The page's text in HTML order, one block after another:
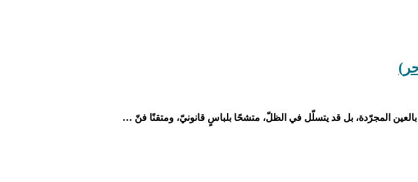
المجرّدة، بل قد يتسلّل في الظلّ، متشحًا بلباسٍ قانونيّ، ومتقنًا فنّ …